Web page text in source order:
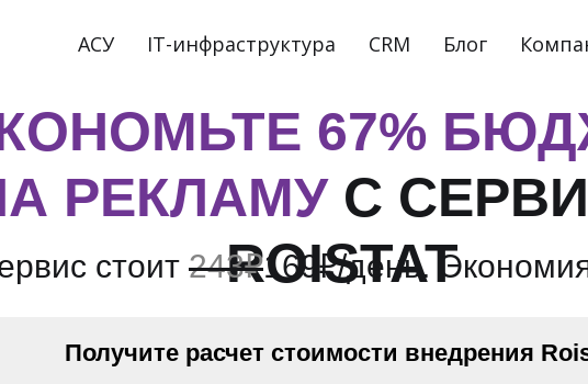
ACУ IT-инфраструктура CRM Блог
67%
РЕКЛАМУС
ROISTAT
стоит 243₽169₽/день.
Получите расчет стоимости внедрения